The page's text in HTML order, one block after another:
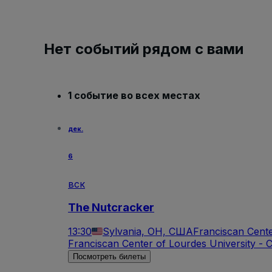
Нет событий рядом с вами
1 событие во всех местах
дек.
6
вск
The Nutcracker
13:30 Sylvania, OH, СШАFranciscan
Franciscan Center of Lourdes University -
Посмотреть билеты